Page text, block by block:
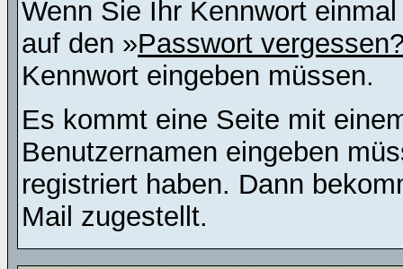
Wenn Sie Ihr Kennwort
auf den »Passwort
Kennwort eingeben müssen.
Es kommt eine Seite mit
Benutzernamen eingeben
registriert haben. Dann
Mail zugestellt.